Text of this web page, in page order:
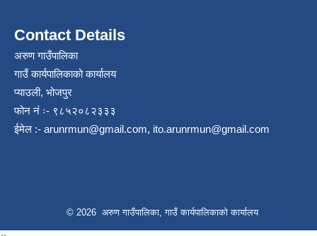
Contact Details
अरुण गाउँपालिका
गाउँ कार्यपालिकाको कार्यालय
प्याउली, भोजपुर
फोन नं ः- ९८५२०८२३३३
ईमेल :- arunrmun@gmail.com, ito.arunrmun@gmail.com
© 2026 अरुण गाउँपालिका, गाउँ कार्यपालिकाको कार्यालय